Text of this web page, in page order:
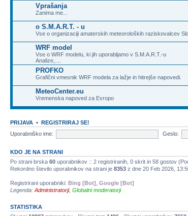
Vprašanja
Zanima me...
o S.M.A.R.T. - u
Vse o organizaciji amaterskih meteoroloških raziskovalcev
WRF model
Vse o WRF modelu, ki jih uporabljamo v S.M.A.R.T.-u
Analize,....
PROFKO
Grafični vmesnik WRF modela za lažje in hitrejše napovedi.
MeteoCenter.eu
Vremenska napoved za Evropo
PRIJAVA • REGISTRIRAJ SE!
Uporabniško ime:
Geslo:
KDO JE NA STRANI
Po strani brska 60 uporabnikov :: 2 registriranih, 0 skrit in 58 gostov
Rekordno število uporabnikov na strani je 8353 z dne 20 Feb 2026,
Registrirani uporabniki: Bing [Bot] Google [Bot]
Legenda: Administratorji, Globalni moderatorji
STATISTIKA